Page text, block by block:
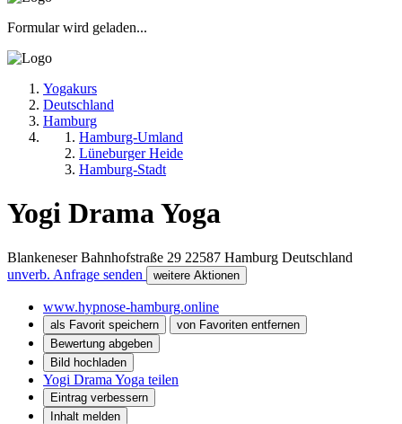
Formular wird geladen...
Yogakurs
Deutschland
Hamburg
Hamburg-Umland
Lüneburger Heide
Hamburg-Stadt
Yogi Drama Yoga
Blankeneser Bahnhofstraße 29 22587 Hamburg Deutschland
unverb. Anfrage senden
weitere Aktionen
www.hypnose-hamburg.online
als Favorit speichern
von Favoriten entfernen
Bewertung abgeben
Bild hochladen
Yogi Drama Yoga teilen
Eintrag verbessern
Inhalt melden